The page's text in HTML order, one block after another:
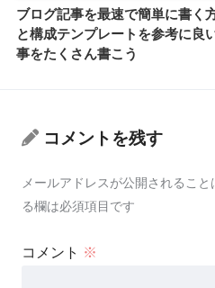
ブログ記事を最速で簡単に書く
と構成テンプレートを参考に良
事をたくさん書こう
コメントを残す
メールアドレスが公開されること
る欄は必須項目です
コメント ※